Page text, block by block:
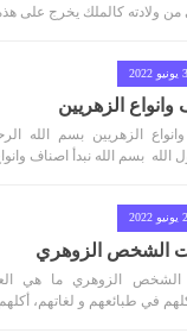
من ولادته كالملك يخرج على
وانواع الزهريين
الزهريين بسم الله
الله بسم الله نبدأ اصناف
الشخص الزوهري
الشخص الزوهري ما هي
في طبائعهم و لغاتهم،